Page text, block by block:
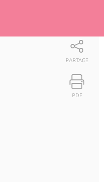
PARTAGE
PDF